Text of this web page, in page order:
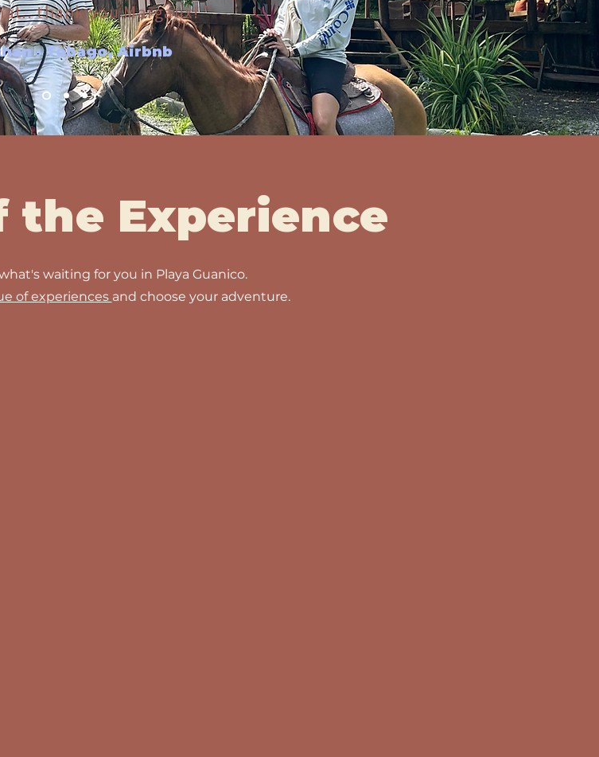
thank you Margaux! "
- Tobago, Airbnb
the Experience
waiting for you in Playa Guanico.
of experiences and choose your adventure.